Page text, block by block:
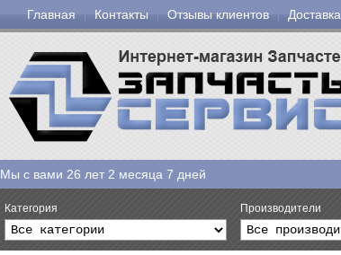
Главная Контакты Отзывы клиентов Доставка
Мы с вами 26 лет 2 месяца 7 дней
Категория Производители